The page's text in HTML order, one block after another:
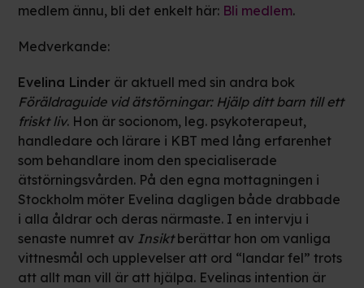
medlem ännu, bli det enkelt här: Bli medlem.
Medverkande:
Evelina Linder är aktuell med sin andra bok
Föräldraguide vid ätstörningar: Hjälp ditt barn till ett
friskt liv. Hon är socionom, leg. psykoterapeut,
handledare och lärare i KBT med lång erfarenhet
som behandlare inom den specialiserade
ätstörningsvården. På den egna mottagningen i
Stockholm möter Evelina dagligen både drabbade
i alla åldrar och deras närmaste. I en intervju i
senaste numret av Insiktberättar hon om vanliga
vittnesmål och upplevelser att ord “landar fel” trots
att allt man vill är att hjälpa. Evelinas intention är